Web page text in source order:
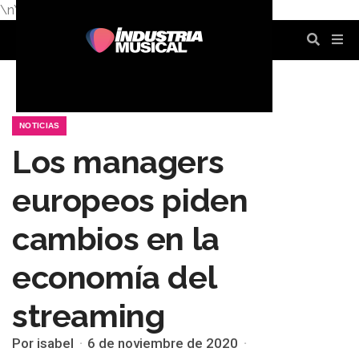
\n\n
NOTICIAS
Los managers
europeos piden
cambios en la
economía del
streaming
Por isabel 6 de noviembre de 2020